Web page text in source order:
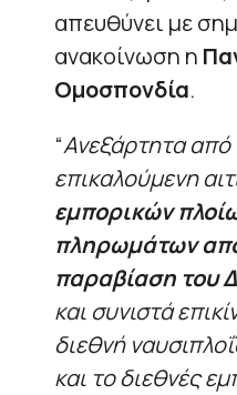
απευθύνει με
ανακοίνωση η
Ομοσπονδία.
“Ανεξάρτητα από
επικαλούμενη
εμπορικών
πληρωμάτων
παραβίαση του
και συνιστά
διεθνή
και το διεθνές